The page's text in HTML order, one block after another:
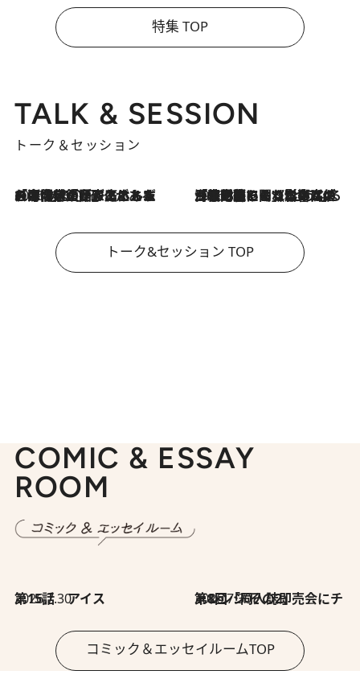
特集 TOP
TALK & SESSION
トーク＆セッション
2026.8.3
「今後値上げがあるとすれば…」「リスクがあるのは今年の冬」エネルギー専門家が語る、ホルムズ海峡封鎖が家庭にもたらす“ある心配” 2026.8.3
「住宅建てられない…」「サーチャージ料の高値が続いている」ホルムズ海峡封鎖による影響はいつまで続く？《エネルギー専門家に聞く“どうなる日本の暮らし”》
トーク&セッション TOP
COMIC & ESSAY
ROOM
2026.7.30
第15話 アイス 2026.7.30
第8回「同人誌即売会にチャレンジ その2」
コミック＆エッセイルームTOP